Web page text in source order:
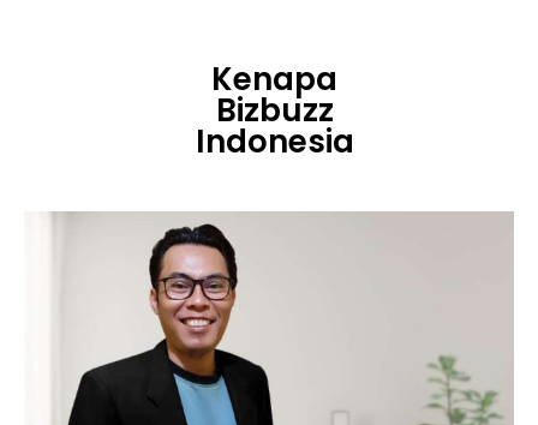
Kenapa
Bizbuzz
Indonesia